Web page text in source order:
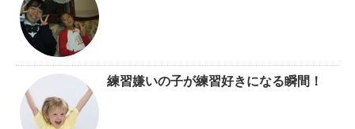
練習嫌いの子が練習好きになる瞬間！